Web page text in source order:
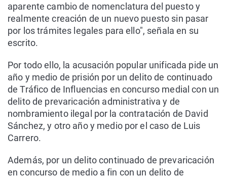
aparente cambio de nomenclatura del puesto y
realmente creación de un nuevo puesto sin pasar
por los trámites legales para ello", señala en su
escrito.
Por todo ello, la acusación popular unificada pide un
año y medio de prisión por un delito de continuado
de Tráfico de Influencias en concurso medial con un
delito de prevaricación administrativa y de
nombramiento ilegal por la contratación de David
Sánchez, y otro año y medio por el caso de Luis
Carrero.
Además, por un delito continuado de prevaricación
en concurso de medio a fin con un delito de